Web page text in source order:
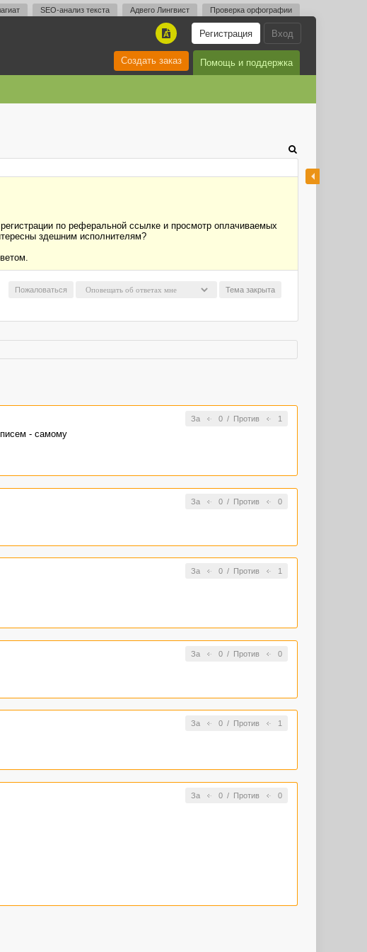
SEO-анализ текста Адвего Лингвист Проверка орфографии
Вход
Регистрация
A
Помощь и поддержка
Создать заказ
по реферальной ссылке и просмотр оплачиваемых
здешним исполнителям?
Тема закрыта
Пожаловаться
За 0/ Против 1
- самому
За 0/ Против 0
За 0/ Против 1
За 0/ Против 0
За 0/ Против 1
За 0/ Против 0